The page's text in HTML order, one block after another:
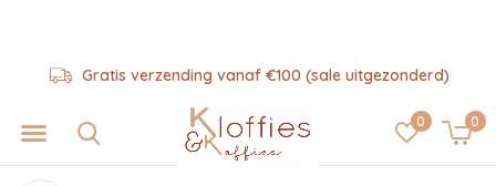
0 0
Gratis verzending vanaf €100 (sale uitgezonderd)